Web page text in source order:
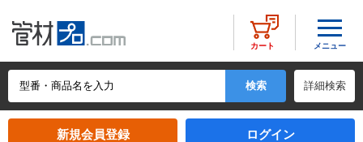
詳細検索
カート
新規会員登録 ログイン
メニュー